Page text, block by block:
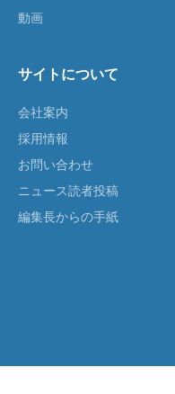
動画
サイトについて
会社案内
採用情報
お問い合わせ
ニュース読者投稿
編集長からの手紙